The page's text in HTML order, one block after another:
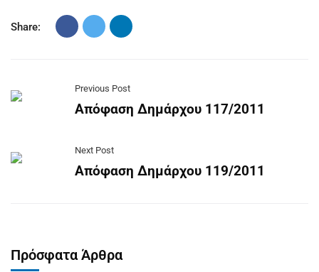
Share:
Previous Post
Απόφαση Δημάρχου 117/2011
Next Post
Απόφαση Δημάρχου 119/2011
Πρόσφατα Άρθρα